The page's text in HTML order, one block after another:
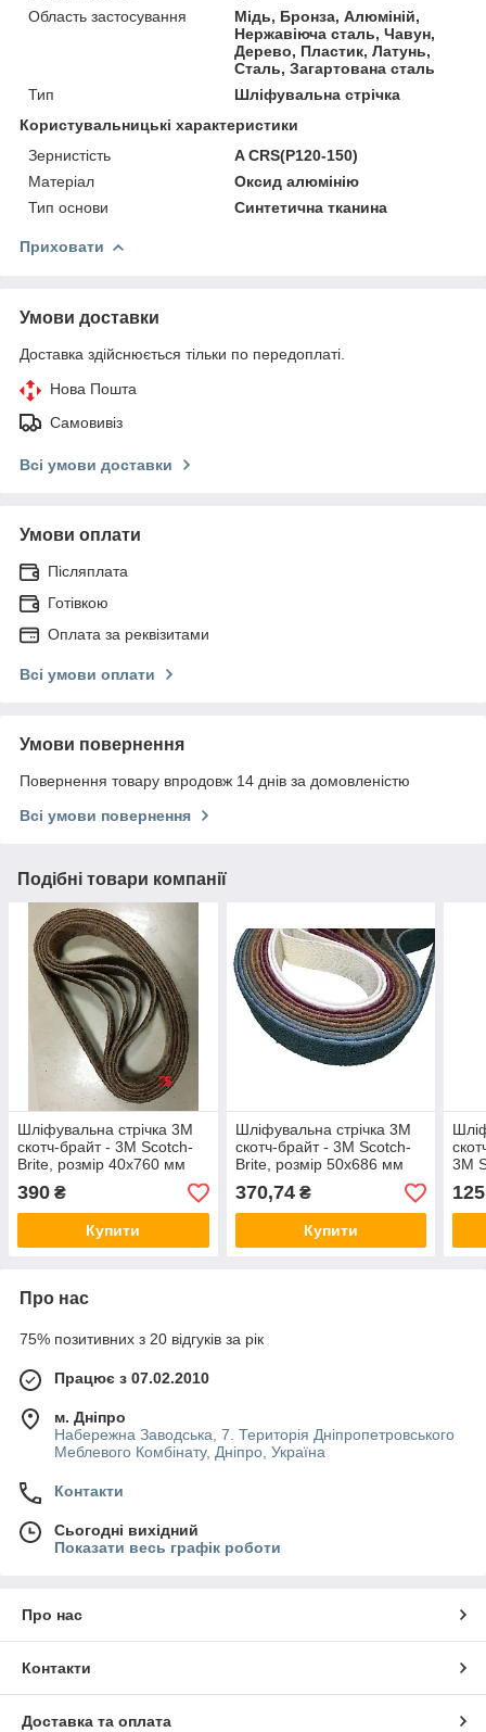
Область застосування
Мідь, Бронза, Алюміній,
Нержавіюча сталь, Чавун,
Дерево, Пластик, Латунь,
Сталь, Загартована сталь
Тип
Шліфувальна стрічка
Користувальницькі характеристики
Зернистість
A CRS(P120-150)
Матеріал
Оксид алюмінію
Тип основи
Синтетична тканина
Приховати
Умови доставки
Доставка здійснюється тільки по передоплаті.
Нова Пошта
Самовивіз
Всі умови доставки
Умови оплати
Післяплата
Готівкою
Оплата за реквізитами
Всі умови оплати
Умови повернення
Повернення товару впродовж 14 днів за домовленістю
Всі умови повернення
Подібні товари компанії
Шліфувальна стрічка 3М
скотч-брайт - 3M Scotch-
Brite, розмір 40x760 мм
390 ₴
Купити
Шліфувальна стрічка 3М
скотч-брайт - 3M Scotch-
Brite, розмір 50х686 мм
370,74₴
Купити
3M
мм
Про нас
75% позитивних з 20 відгуків за рік
Працює з 07.02.2010
м. Дніпро
Набережна Заводська, 7. Територія Дніпропетровського
Меблевого Комбінату, Дніпро, Україна
Контакти
Сьогодні вихідний
Показати весь графік роботи
Про нас
Контакти
Доставка та оплата